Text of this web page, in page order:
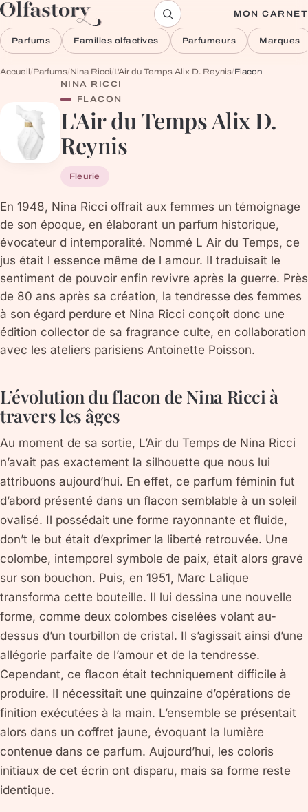
Aller au contenu MON CARNET
Parfums Familles olfactives Parfumeurs Marques
Accueil/Parfums/Nina Ricci/L'Air du Temps Alix D. Reynis/Flacon
NINA RICCI
FLACON
L'Air du Temps Alix D.
Reynis
Fleurie
En 1948, Nina Ricci offrait aux femmes un témoignage
de son époque, en élaborant un parfum historique,
évocateur d intemporalité. Nommé L Air du Temps, ce
jus était l essence même de l amour. Il traduisait le
sentiment de pouvoir enfin revivre après la guerre. Près
de 80 ans après sa création, la tendresse des femmes
à son égard perdure et Nina Ricci conçoit donc une
édition collector de sa fragrance culte, en collaboration
avec les ateliers parisiens Antoinette Poisson.
L’évolution du flacon de Nina Ricci à
travers les âges
Au moment de sa sortie, L’Air du Temps de Nina Ricci
n’avait pas exactement la silhouette que nous lui
attribuons aujourd’hui. En effet, ce parfum féminin fut
d’abord présenté dans un flacon semblable à un soleil
ovalisé. Il possédait une forme rayonnante et fluide,
don’t le but était d’exprimer la liberté retrouvée. Une
colombe, intemporel symbole de paix, était alors gravé
sur son bouchon. Puis, en 1951, Marc Lalique
transforma cette bouteille. Il lui dessina une nouvelle
forme, comme deux colombes ciselées volant au-
dessus d’un tourbillon de cristal. Il s’agissait ainsi d’une
allégorie parfaite de l’amour et de la tendresse.
Cependant, ce flacon était techniquement difficile à
produire. Il nécessitait une quinzaine d’opérations de
finition exécutées à la main. L’ensemble se présentait
alors dans un coffret jaune, évoquant la lumière
contenue dans ce parfum. Aujourd’hui, les coloris
initiaux de cet écrin ont disparu, mais sa forme reste
identique.